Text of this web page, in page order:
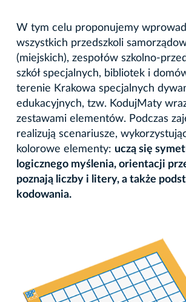
W tym celu proponujemy
wszystkich przedszkoli
(miejskich), zespołów szkolno-
szkół specjalnych, bibliotek i
terenie Krakowa specjalnych
edukacyjnych, tzw. KodujMaty
zestawami elementów. Podczas
realizują scenariusze,
kolorowe elementy: uczą się
logicznego myślenia, orientacji
poznają liczby i litery, a także
kodowania.